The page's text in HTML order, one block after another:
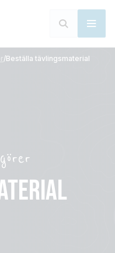
/Beställa tävlingsmaterial